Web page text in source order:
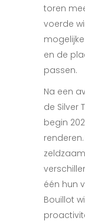
toren
voerde
en de
passen.
Na een
de Silver
begin
één hun
Bouillot